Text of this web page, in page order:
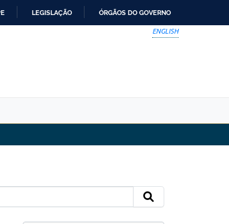
LEGISLAÇÃO ÓRGÃOS DO GOVERNO
ENGLISH